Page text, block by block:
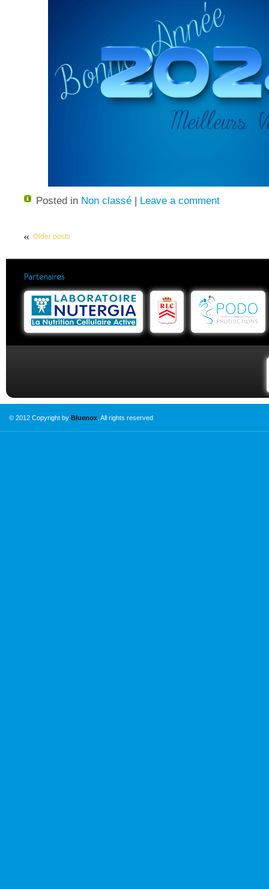
Posted in Non classé | Leave a comment
Older posts
© 2012 Copyright by Bluenox . All rights reserved